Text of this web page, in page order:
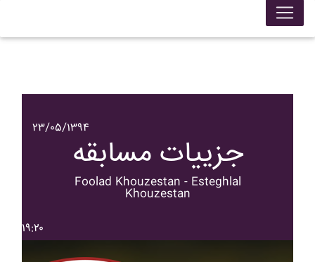
۲۳/۰۵/۱۳۹۴
جزییات مسابقه
Foolad Khouzestan - Esteghlal
Khouzestan
۱۹:۲۰